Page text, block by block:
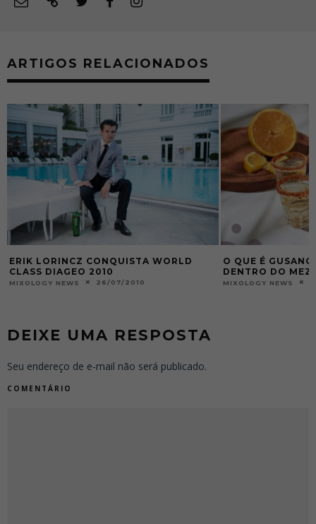
ARTIGOS RELACIONADOS
O QUE É GUSANO, O VERME QUE MORA
DENTRO DO MEZCAL?
MIXOLOGY NEWS 04/06/2024
TEQUILA – AS 5
DEVERIA SABER
MIXOLOGY NEWS
DEIXE UMA RESPOSTA
Seu endereço de e-mail não será publicado.
COMENTÁRIO